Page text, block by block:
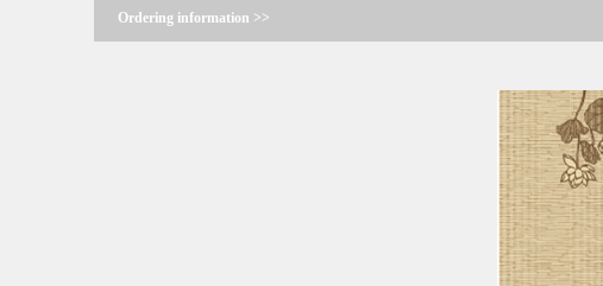
Ordering information >>